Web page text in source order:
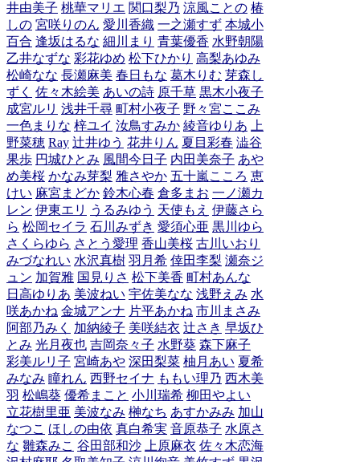
井由美子 桃華マリエ 関口梨乃 涼風ことの 椿
しの 宮咲りのん 愛川香織 一之瀬すず 本城小
百合 逢坂はるな 細川まり 青葉優香 水野朝陽
乙井なずな 彩花ゆめ 松下ひかり 高梨あゆみ
松崎なな 長瀬麻美 春日もな 葛木りむ 芽森し
ずく 佐々木絵美 あいの詩 原千草 黒木小夜子
成宮ルリ 浅井千尋 町村小夜子 野々宮ここみ
一色まりな 梓ユイ 汝鳥すみか 綾音ゆりあ
上
野菜穂 Ray 辻井ゆう 花井りん 夏目彩春 澁谷
果歩 円城ひとみ 風間今日子 内田美奈子 あや
め美桜 かなみ芽梨 雅さやか 五十嵐こころ 恵
けい 麻宮まどか 鈴木心春 倉多まお 一ノ瀬カ
レン 伊東エリ うるみゆう 天使もえ 伊藤さら
ら 松岡セイラ 石川みずき 愛須心亜 黒川ゆら
さくらゆら さとう愛理 香山美桜 古川いおり
みづなれい 水沢真樹 羽月希 倖田李梨 瀬奈ジ
ュン 加賀雅 国見りさ 松下美香 町村あんな
日高ゆりあ 美波ねい 宇佐美なな 浅野えみ 水
咲あかね 金城アンナ 片平あかね 市川まさみ
阿部乃みく
加納綾子 美咲結衣 辻さき 早坂ひ
とみ 光月夜也 吉岡奈々子 水野葵 森下麻子
彩美ルリ子 宮崎あや 深田梨菜 柚月あい 夏希
みなみ 瞳れん 西野セイナ ももい理乃 西木美
羽 松嶋葵 優希まこと 小川瑞希 柳田やよい
立花樹里亜 美波なみ 榊なち あすかみみ 加山
なつこ ほしの由依 真白希実 音原恭子 水原さ
な 雛森みこ 谷田部和沙 上原麻衣 佐々木恋海